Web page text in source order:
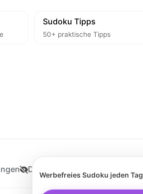
Sudoku Tipps
50+ praktische Tipps
Datenschutz
Werbefreies Sudoku jeden Tag